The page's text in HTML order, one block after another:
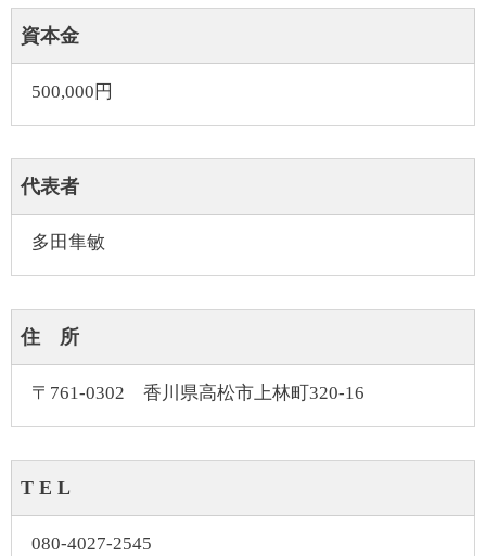
資本金
500,000円
代表者
多田隼敏
住 所
〒761-0302 香川県高松市上林町320-16
T E L
080-4027-2545